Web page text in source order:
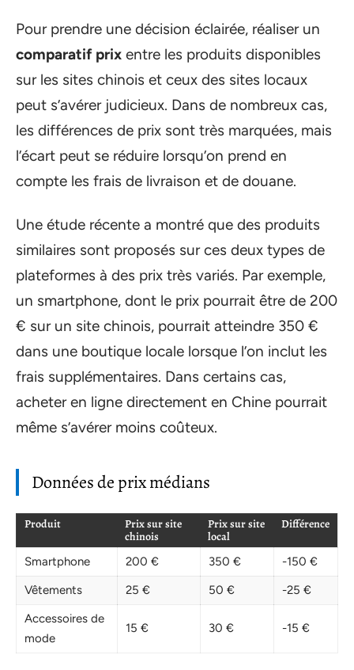
Pour prendre une décision éclairée, réaliser un
comparatif prix entre les produits disponibles
sur les sites chinois et ceux des sites locaux
peut s’avérer judicieux. Dans de nombreux cas,
les différences de prix sont très marquées, mais
l’écart peut se réduire lorsqu’on prend en
compte les frais de livraison et de douane.
Une étude récente a montré que des produits
similaires sont proposés sur ces deux types de
plateformes à des prix très variés. Par exemple,
un smartphone, dont le prix pourrait être de 200
€ sur un site chinois, pourrait atteindre 350 €
dans une boutique locale lorsque l’on inclut les
frais supplémentaires. Dans certains cas,
acheter en ligne directement en Chine pourrait
même s’avérer moins coûteux.
Données de prix médians
Produit
Prix sur site
chinois
Prix sur site
local
Différence
Smartphone 200 € 350 €
-150 €
Vêtements
25 € 50 €
-25 €
Accessoires de
mode
15 € 30 € -15 €